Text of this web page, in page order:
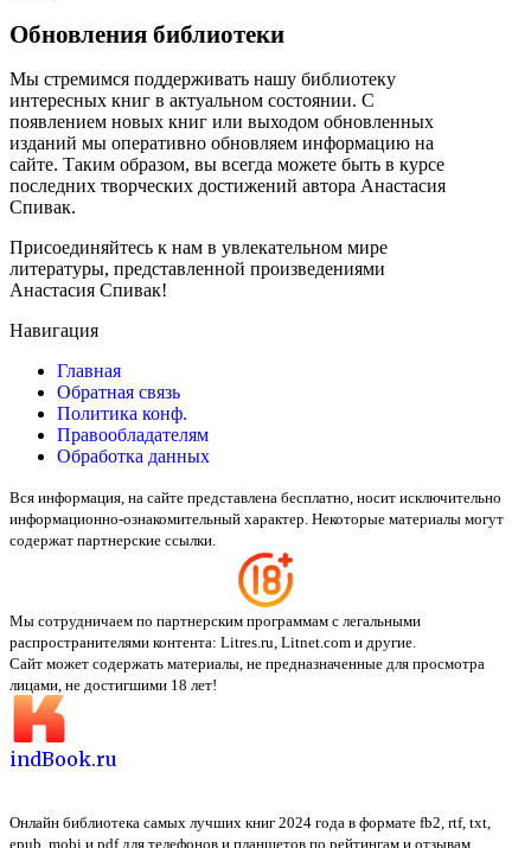
Обновления библиотеки
Мы стремимся поддерживать нашу библиотеку
интересных книг в актуальном состоянии. С
появлением новых книг или выходом обновленных
изданий мы оперативно обновляем информацию на
сайте. Таким образом, вы всегда можете быть в курсе
последних творческих достижений автора Анастасия
Спивак.
Присоединяйтесь к нам в увлекательном мире
литературы, представленной произведениями
Анастасия Спивак!
Навигация
Главная
Обратная связь
Политика конф.
Правообладателям
Обработка данных
Вся информация, на сайте представлена бесплатно, носит исключительно
информационно-ознакомительный характер. Некоторые материалы могут
содержат партнерские ссылки.
Мы сотрудничаем по партнерским программам с легальными
распространителями контента: Litres.ru, Litnet.com и другие.
Сайт может содержать материалы, не предназначенные для просмотра
лицами, не достигшими 18 лет!
indBook.ru
Онлайн библиотека самых лучших книг 2024 года в формате fb2, rtf, txt,
epub, mobi и pdf для телефонов и планшетов по рейтингам и отзывам